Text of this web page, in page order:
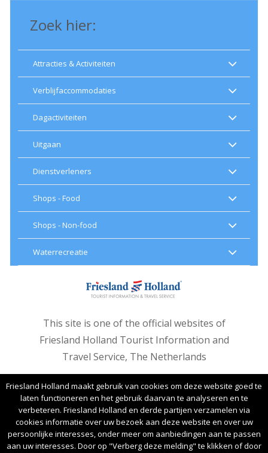
Zoek hier:
Attracties & Activiteiten
Verblijfaccommodaties
Dagactiviteiten
Uitgaan
Dienstverleners
Shops - Food
Shops - Non-food
Waterrecreatie
This site is one of the official websites of
Friesland Holland Tourist Information and
Travel Service, The Netherlands
Copyright © 2017 Friesland Holland Tourist
Friesland Holland maakt gebruik van cookies om deze website goed te
laten functioneren en het gebruik daarvan te analyseren en te
verbeteren. Friesland Holland en derde partijen verzamelen via
cookies informatie over uw bezoek aan deze website en over uw
persoonlijke interesses, onder meer om aanbiedingen aan te passen
aan uw interesses. Door op "Verberg deze melding" te klikken of door